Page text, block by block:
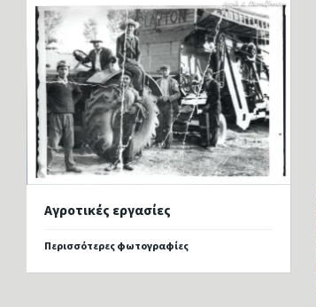
Αγροτικές εργασίες
Περισσότερες φωτογραφίες